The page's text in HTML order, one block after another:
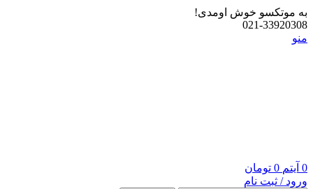
به موتکسو خوش اومدی!
021-33920308
منو
0 آیتم 0 تومان
ورود / ثبت نام